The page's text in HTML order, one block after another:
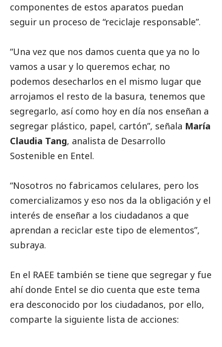
componentes de estos aparatos puedan
seguir un proceso de “reciclaje responsable”.
“Una vez que nos damos cuenta que ya no lo
vamos a usar y lo queremos echar, no
podemos desecharlos en el mismo lugar que
arrojamos el resto de la basura, tenemos que
segregarlo, así como hoy en día nos enseñan a
segregar plástico, papel, cartón”, señala María
Claudia Tang, analista de Desarrollo
Sostenible en Entel.
“Nosotros no fabricamos celulares, pero los
comercializamos y eso nos da la obligación y el
interés de enseñar a los ciudadanos a que
aprendan a reciclar este tipo de elementos”,
subraya.
En el RAEE también se tiene que segregar y fue
ahí donde Entel se dio cuenta que este tema
era desconocido por los ciudadanos, por ello,
comparte la siguiente lista de acciones: